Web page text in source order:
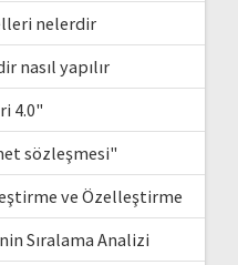
nelerdir
nasıl yapılır
4.0"
sözleşmesi"
ve Özelleştirme
Sıralama Analizi